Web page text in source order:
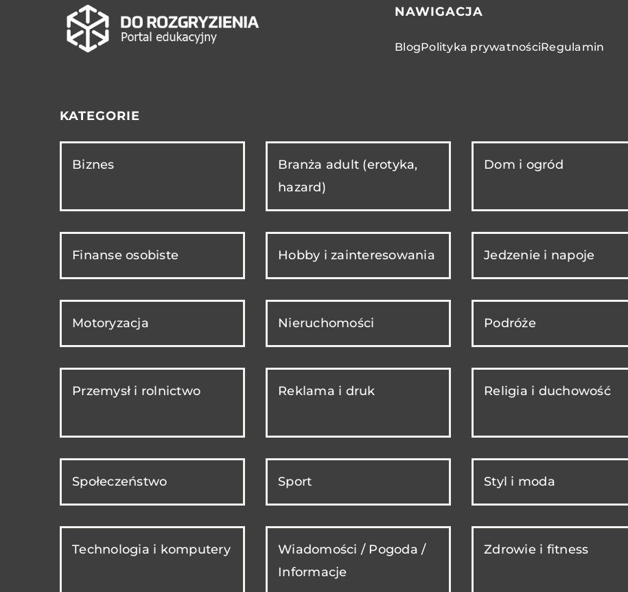
NAWIGACJA
BlogPolityka prywatnościRegulamin
KATEGORIE
Biznes
Branża adult (erotyka,
hazard)
Dom i ogród
Finanse osobiste Hobby i zainteresowania Jedzenie i napoje
Motoryzacja Nieruchomości Podróże
Przemysł i rolnictwo Reklama i druk Religia i duchowość
Społeczeństwo Sport Styl i moda
Technologia i komputery
Wiadomości / Pogoda /
Informacje
Zdrowie i fitness